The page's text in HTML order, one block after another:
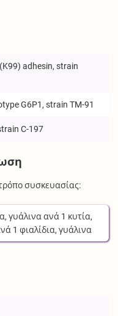
adhesin, strain
G6P1, strain TM-91
C-197
συσκευασίας:
γυάλιναανά 1 κυτία,
1 φιαλίδια, γυάλινα